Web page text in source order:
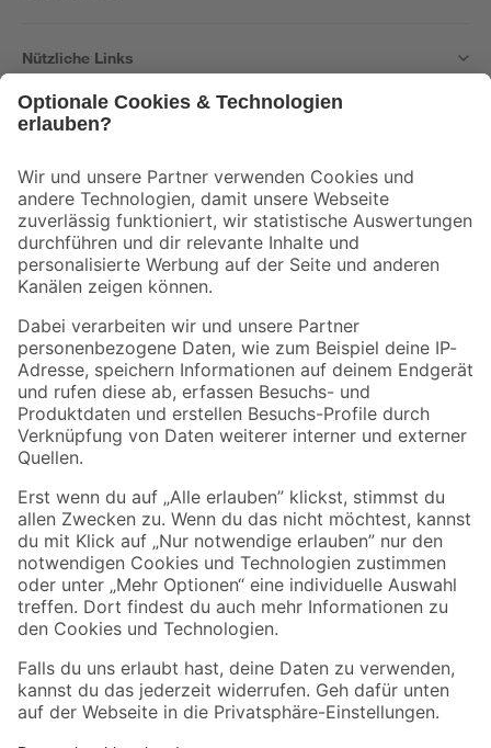
Nützliche Links
Der toom Newsletter: Keine Angebote und Aktionen mehr verpassen!
Zur Newsletter Anmeldung
Folge uns
Zahlungsarten Versandarten
Sicher einkaufen
Jetzt die toom-App herunterladen
Alle Preisangaben in EUR inkl. gesetzl. MwSt.. Die dargestellten Angebote sind unter
Umständen nicht in allen Märkten verfügbar. Die angegebenen Verfügbarkeiten beziehen